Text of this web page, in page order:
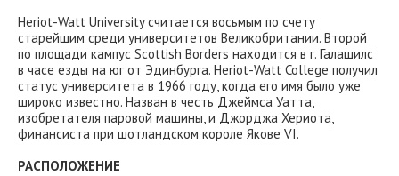
Heriot-Watt University считается восьмым по счету
старейшим среди университетов Великобритании. Второй
по площади кампус Scottish Bоrders находится в г. Галашилс
в часе езды на юг от Эдинбурга. Heriot-Watt College получил
статус университета в 1966 году, когда его имя было уже
широко известно. Назван в честь Джеймса Уатта,
изобретателя паровой машины, и Джорджа Хериота,
финансиста при шотландском короле Якове VI.
РАСПОЛОЖЕНИЕ